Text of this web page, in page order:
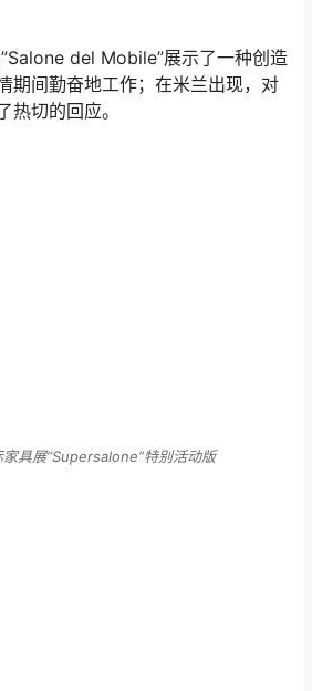
del Mobile”展示了一种创造
期间勤奋地工作；在米兰出现，对